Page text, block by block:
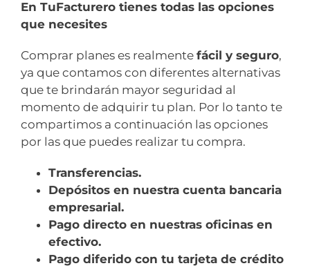
En TuFacturero tienes todas las opciones
que necesites
Comprar planes es realmente fácil y seguro,
ya que contamos con diferentes alternativas
que te brindarán mayor seguridad al
momento de adquirir tu plan. Por lo tanto te
compartimos a continuación las opciones
por las que puedes realizar tu compra.
Transferencias.
Depósitos en nuestra cuenta bancaria
empresarial.
Pago directo en nuestras oficinas en
efectivo.
Pago diferido con tu tarjeta de crédito